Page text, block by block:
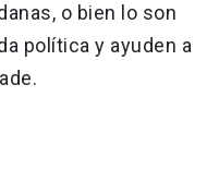
o bien lo son
política y ayuden a